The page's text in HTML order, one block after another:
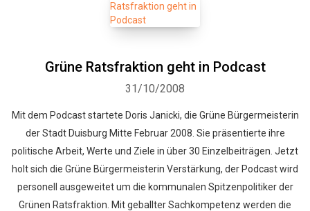
Grüne Ratsfraktion geht in Podcast
31/10/2008
Mit dem Podcast startete Doris Janicki, die Grüne Bürgermeisterin
der Stadt Duisburg Mitte Februar 2008. Sie präsentierte ihre
politische Arbeit, Werte und Ziele in über 30 Einzelbeiträgen. Jetzt
holt sich die Grüne Bürgermeisterin Verstärkung, der Podcast wird
personell ausgeweitet um die kommunalen Spitzenpolitiker der
Grünen Ratsfraktion. Mit geballter Sachkompetenz werden die